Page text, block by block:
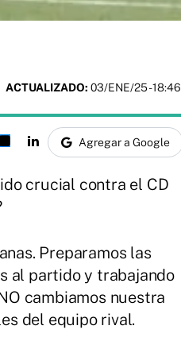
ACTUALIZADO: 03/ENE/25 - 18:46
Agregar a Google
crucial contra el CD
Preparamos las
al partido y trabajando
cambiamos nuestra
del equipo rival.